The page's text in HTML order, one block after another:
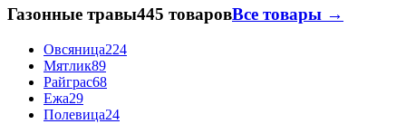
Газонные травы445 товаровВсе товары →
Овсяница224
Мятлик89
Райграс68
Ежа29
Полевица24